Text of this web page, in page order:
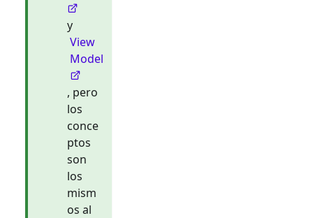
y
View
Model
, pero
los
conce
ptos
son
los
mism
os al